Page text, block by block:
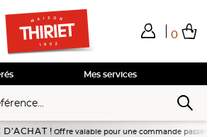
0
achats
Voir mon panier
Voir mon panier
Voir mon panier
Voir mon panier
Mes services
!Offre valable pour une commande passée en